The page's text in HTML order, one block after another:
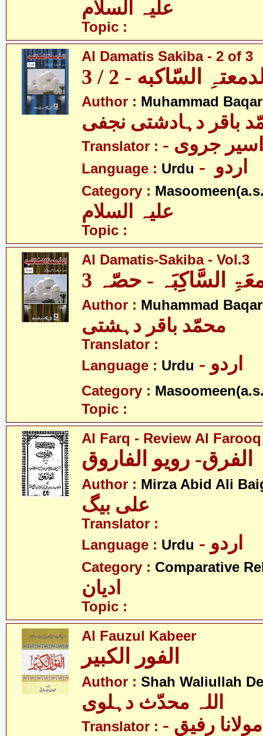
Topic :
Al Damatis Sakiba - 2 of 3
السّاکبه - 2 / 3
Author : Muhammad
باقر دہادشتی نجفی
Translator : اسیر جروی
Language : Urdu
Category :
Topic :
Al Damatis-Sakiba - Vol.3
السَّاکِبَہ - حصّہ 3
Author : Muhammad
محمّد باقر دہشتی
Translator :
Language : Urdu - اردو
Category :
Topic :
Al Farq - Review Al Farooq
الفرق- رویو الفاروق
Author : Mirza Abid Ali
علی بیگ
Translator :
Language : Urdu - اردو
Category : Comparative
ادیان
Topic :
Al Fauzul Kabeer
الفور الکبیر
Author : Shah Waliullah
اللہ محدّث دہلوی
Translator : - پرفیسر مولانا رفیق